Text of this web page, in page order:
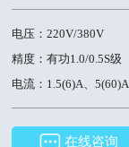
电压：220V/380V
精度：有功1.0/0.5S级
电流：1.5(6)A、
在线咨询